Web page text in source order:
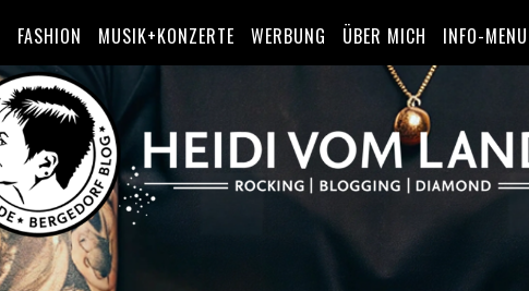
FASHION MUSIK+KONZERTE WERBUNG ÜBER MICH INFO-